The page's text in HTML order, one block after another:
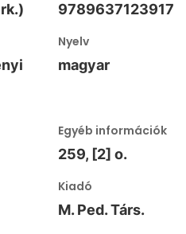
9789637123917
Nyelv
magyar
Egyéb információk
259, [2] o.
Kiadó
M. Ped. Társ.